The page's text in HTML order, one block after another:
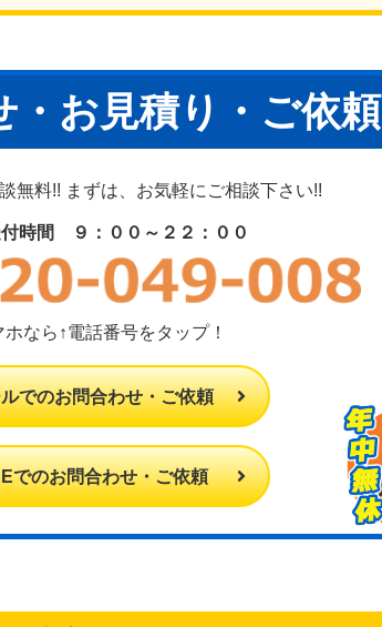
・お見積り・ご依頼
無料!! まずは、お気軽にご相談下さい!!
時間 ９：００～２２：００
ホなら↑電話番号をタップ！
でのお問合わせ・ご依頼
でのお問合わせ・ご依頼